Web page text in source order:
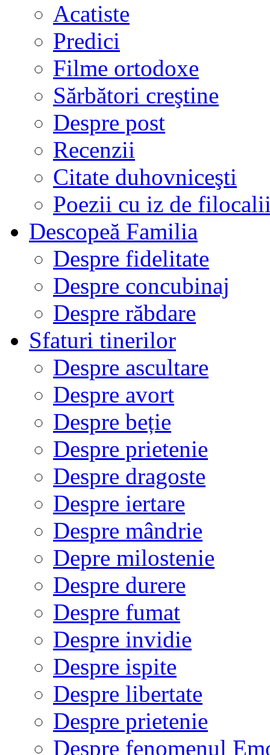
Acatiste
Predici
Filme ortodoxe
Sărbători creştine
Despre post
Recenzii
Citate duhovniceşti
Poezii cu iz de
Descopeă Familia
Despre fidelitate
Despre concubinaj
Despre răbdare
Sfaturi tinerilor
Despre ascultare
Despre avort
Despre beție
Despre prietenie
Despre dragoste
Despre iertare
Despre mândrie
Depre milostenie
Despre durere
Despre fumat
Despre invidie
Despre ispite
Despre libertate
Despre prietenie
Despre fenomenul